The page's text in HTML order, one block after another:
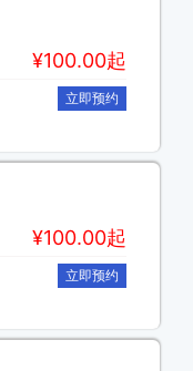
¥100.00起
立即预约
¥100.00起
立即预约